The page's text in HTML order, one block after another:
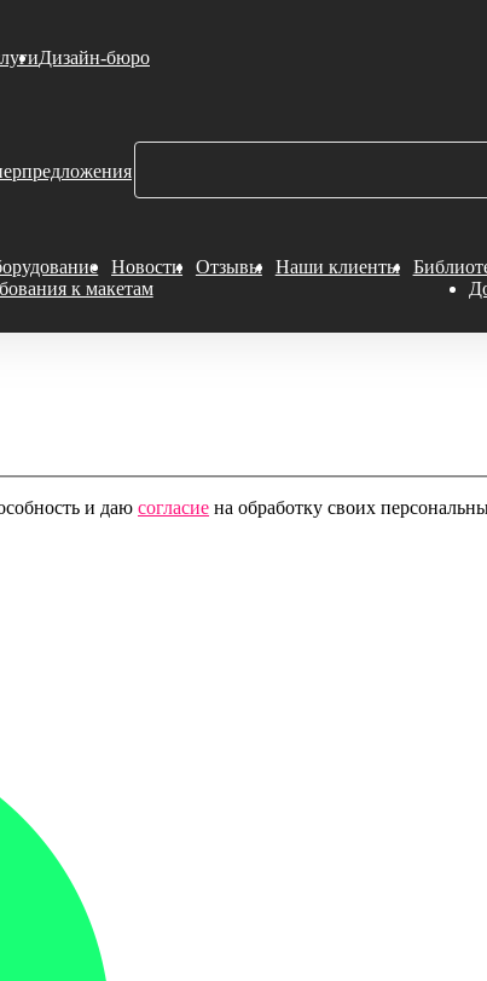
и даю согласие на обработку своих
Дизайн-бюро
Новости Отзывы Наши клиенты
к макетам